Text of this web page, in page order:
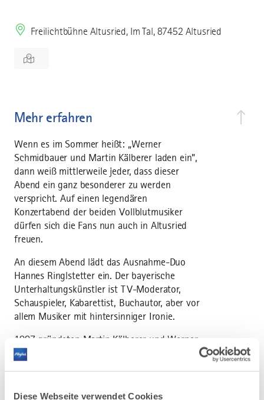
Diese Webseite verwendet Cookies
Freilichtbühne Altusried, Im Tal, 87452 Altusried
Mehr erfahren
Wenn es im Sommer heißt: „Werner
Schmidbauer und Martin Kälberer laden ein”,
dann weiß mittlerweile jeder, dass dieser
Abend ein ganz besonderer zu werden
verspricht. Auf einen legendären
Konzertabend der beiden Vollblutmusiker
dürfen sich die Fans nun auch in Altusried
freuen.
An diesem Abend lädt das Ausnahme-Duo
Hannes Ringlstetter ein. Der bayerische
Unterhaltungskünstler ist TV-Moderator,
Schauspieler, Kabarettist, Buchautor, aber vor
allem Musiker mit hintersinniger Ironie.
1997 gründeten Martin Kälberer und Werner
Schmidbauer das Duo Schmidbauer/Kälberer.
und das passte so gut zusammen, dass die